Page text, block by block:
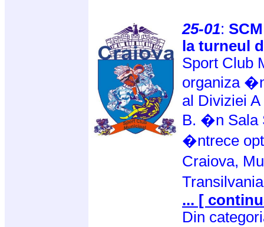
25-01:
la turneul
Sport Club
organiza
al Diviziei
B. �n Sala
�ntrece
Craiova,
... [
Din